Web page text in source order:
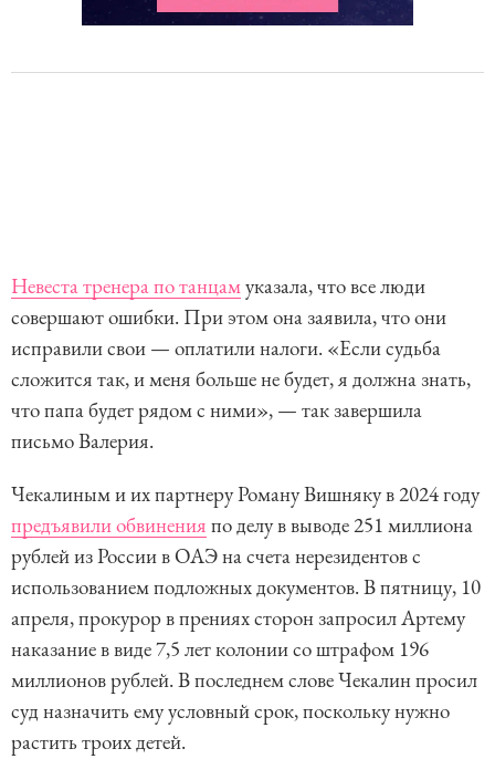
Невеста тренера по танцамуказала, что все люди
совершают ошибки. При этом она заявила, что они
исправили свои — оплатили налоги. «Если судьба
сложится так, и меня больше не будет, я должна знать,
что папа будет рядом с ними», — так завершила
письмо Валерия.
Чекалиным и их партнеру Роману Вишняку в 2024 году
предъявили обвинения по делу в выводе 251 миллиона
рублей из России в ОАЭ на счета нерезидентов с
использованием подложных документов. В пятницу, 10
апреля, прокурор в прениях сторон запросил Артему
наказание в виде 7,5 лет колонии со штрафом 196
миллионов рублей. В последнем слове Чекалин просил
суд назначить ему условный срок, поскольку нужно
растить троих детей.